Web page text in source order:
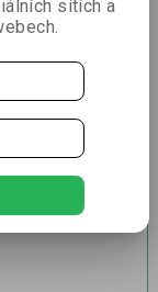
sítích a